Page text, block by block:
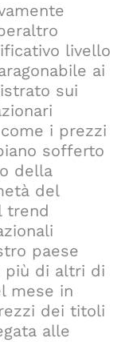
livello
ai
sui
i prezzi
sofferto
della
del
trend
paese
più di altri di
mese in
dei titoli
alle